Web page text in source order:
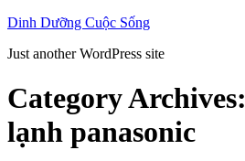
Skip
content
Dinh Dưỡng Cuộc Sống
Just another WordPress site
Category Archives:
lạnh panasonic